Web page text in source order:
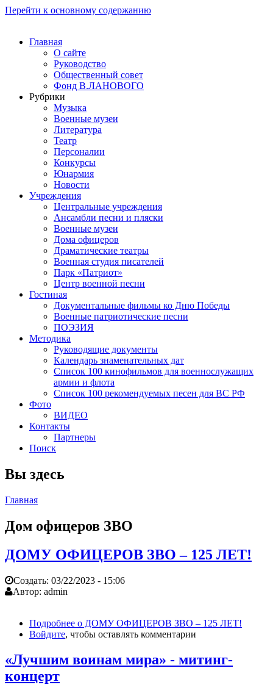
Перейти к основному содержанию
Главная
О сайте
Руководство
Общественный совет
Фонд В.ЛАНОВОГО
Рубрики
Музыка
Военные музеи
Литература
Театр
Персоналии
Конкурсы
Юнармия
Новости
Учреждения
Центральные учреждения
Ансамбли песни и пляски
Военные музеи
Дома офицеров
Драматические театры
Военная студия писателей
Парк «Патриот»
Центр военной песни
Гостиная
Документальные фильмы ко Дню Победы
Военные патриотические песни
ПОЭЗИЯ
Методика
Руководящие документы
Календарь знаменательных дат
Список 100 кинофильмов для военнослужащих
армии и флота
Список 100 рекомендуемых песен для ВС РФ
Фото
ВИДЕО
Контакты
Партнеры
Поиск
Вы здесь
Главная
Дом офицеров ЗВО
ДОМУ ОФИЦЕРОВ ЗВО – 125 ЛЕТ!
Создать: 03/22/2023 - 15:06
Автор: admin
Подробнее о ДОМУ ОФИЦЕРОВ ЗВО – 125 ЛЕТ!
Войдите, чтобы оставлять комментарии
«Лучшим воинам мира» - митинг-
концерт